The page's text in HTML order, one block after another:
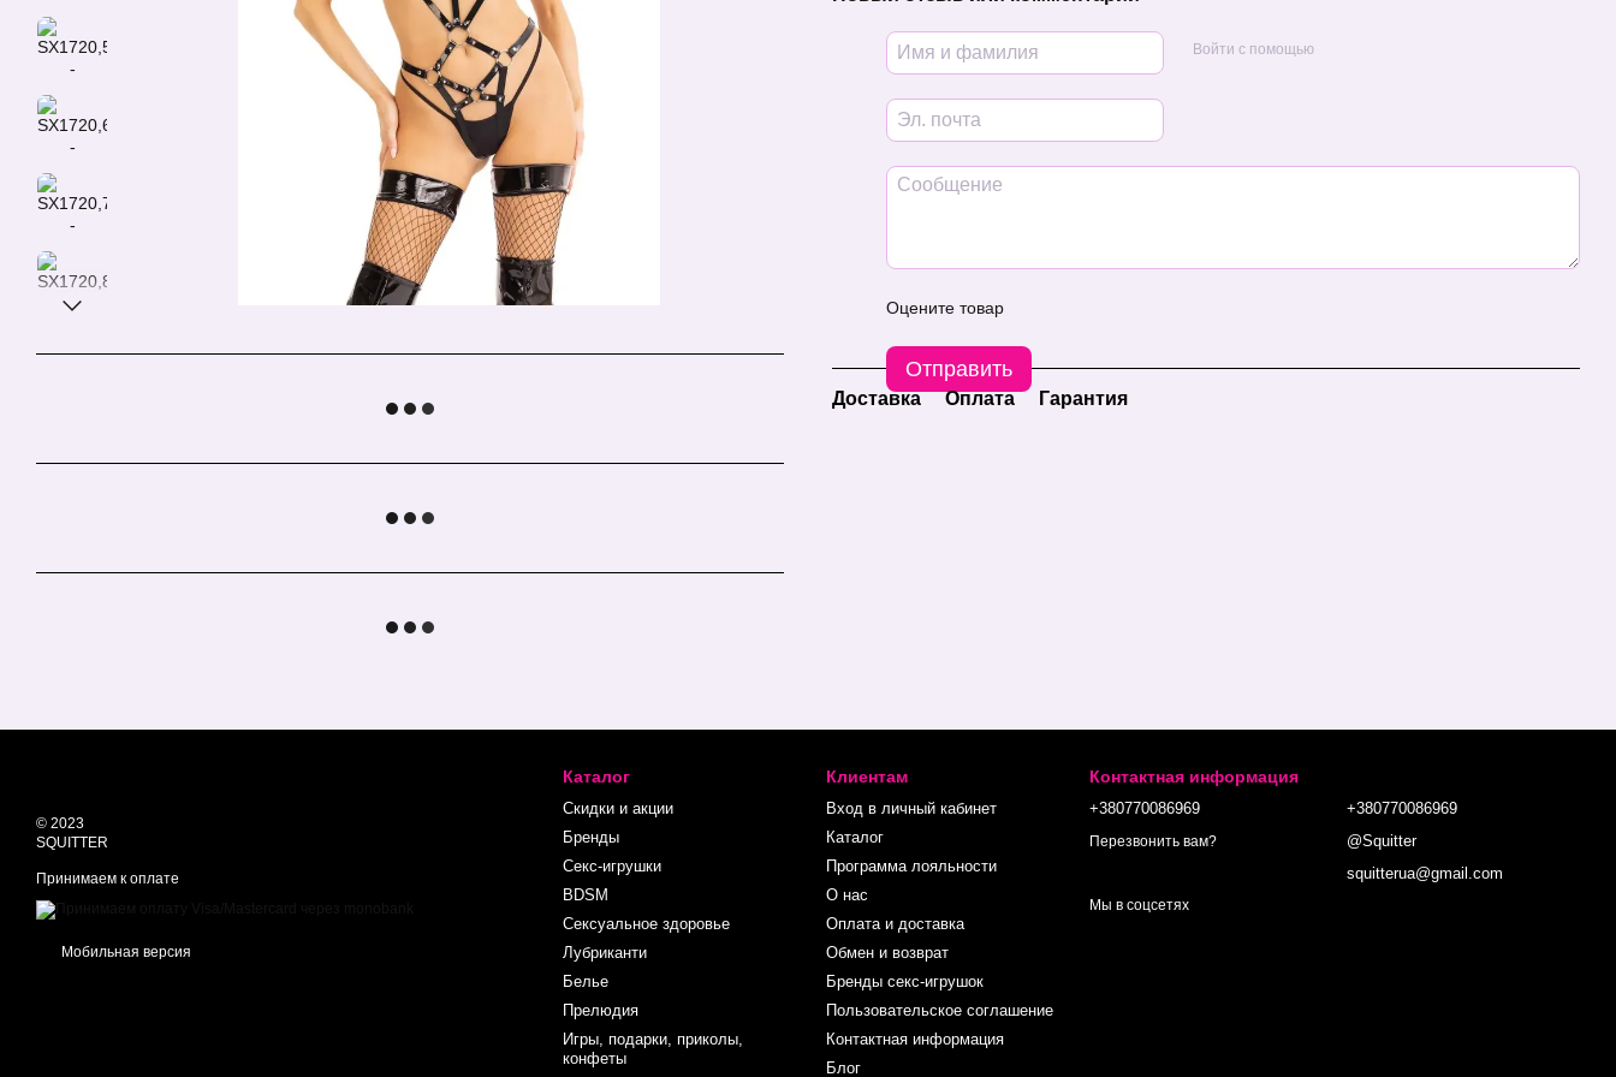
Войти с помощью
Оцените товар
Отправить
Доставка Оплата Гарантия
© 2023
SQUITTER
Принимаем к оплате
Мобильная версия
Каталог
Скидки и акции
Бренды
Секс-игрушки
BDSM
Сексуальное здоровье
Лубриканти
Белье
Прелюдия
Игры, подарки, приколы,
конфеты
Клиентам
Вход в личный кабинет
Каталог
Программа лояльности
О нас
Оплата и доставка
Обмен и возврат
Бренды секс-игрушок
Пользовательское соглашение
Контактная информация
Блог
Контактная информация
+380770086969
Перезвонить вам?
+380770086969
@Squitter
squitterua@gmail.com
Мы в соцсетях